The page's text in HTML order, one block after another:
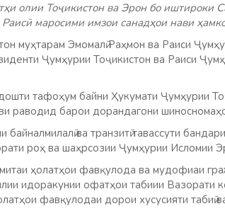
олии Тоҷикистон ва Эрон бо иштироки
маросими имзои санадҳои нави
муҳтарам Эмомалӣ Раҳмон ва Раиси
Ҷумҳурии Тоҷикистон ва Раиси
тафоҳум байни Ҳукумати Ҷумҳурии
раводид барои дорандагони
ва транзитӣ тавассути
роҳ ва шаҳрсозии Ҷумҳурии Исломии
ҳолатҳои фавқулода ва мудофиаи
идоракунии офатҳои табиии Вазорати
фавқулодаи дорои хусусияти табиӣ ва